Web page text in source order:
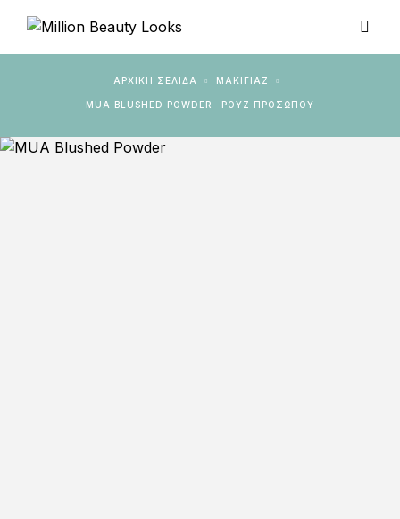
ΑΡΧΙΚΉ ΣΕΛΊΔΑ ΜΑΚΙΓΙΑΖ
MUA BLUSHED POWDER- ΡΟΥΖ ΠΡΟΣΏΠΟΥ